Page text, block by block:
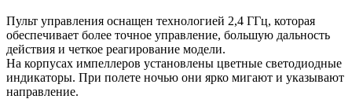
Пульт управления оснащен технологией 2,4 ГГц, которая
обеспечивает более точное управление, большую дальность
действия и четкое реагирование модели.
На корпусах импеллеров установлены цветные светодиодные
индикаторы. При полете ночью они ярко мигают и указывают
направление.